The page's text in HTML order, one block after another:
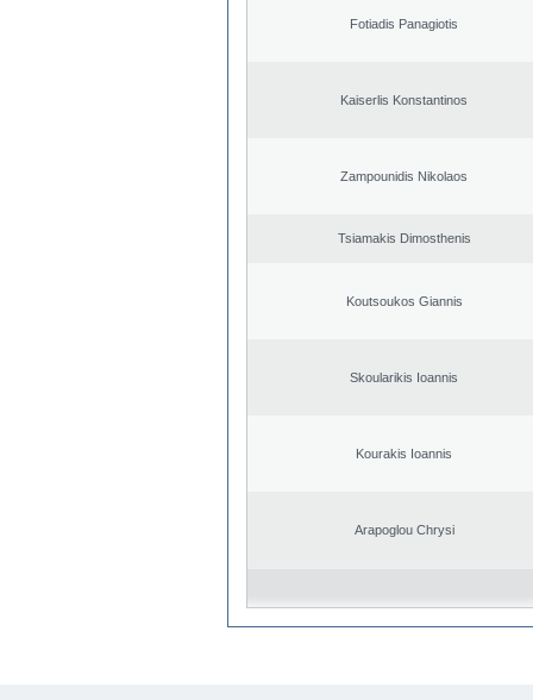
Fotiadis Panagiotis
Kaiserlis Konstantinos
Zampounidis Nikolaos
Tsiamakis Dimosthenis
Koutsoukos Giannis
Skoularikis Ioannis
Kourakis Ioannis
Arapoglou Chrysi